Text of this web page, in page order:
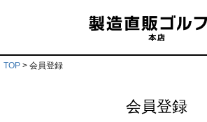
TOP 会員登録
会員登録